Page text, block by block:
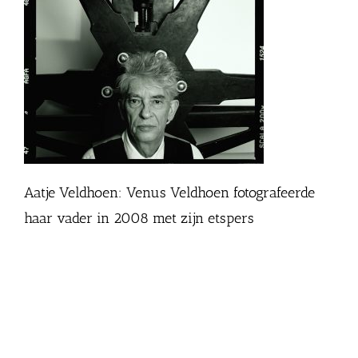
Aatje Veldhoen: Venus Veldhoen fotografeerde
haar vader in 2008 met zijn etspers